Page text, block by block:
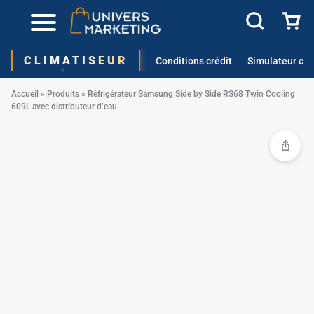
CLIMATISEUR Conditions crédit Simulateur
Accueil » Produits » Réfrigérateur Samsung Side by Side RS68 Twin Cooling
609L avec distributeur d’eau